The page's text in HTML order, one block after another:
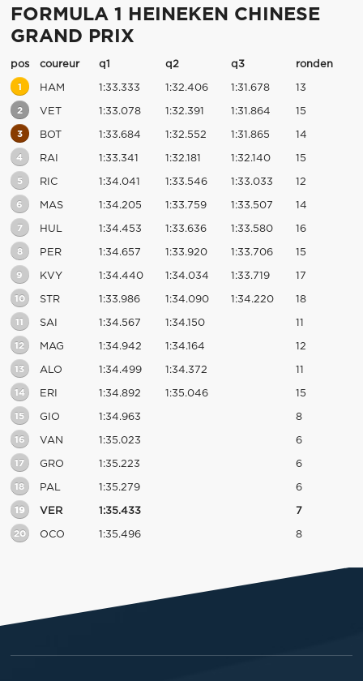
FORMULA 1 HEINEKEN CHINESE
GRAND PRIX
pos coureur q1 q2 q3 ronden
1 HAM 1:33.333 1:32.406 1:31.678 13
2 VET 1:33.078 1:32.391 1:31.864 15
3 BOT 1:33.684 1:32.552 1:31.865 14
4 RAI 1:33.341 1:32.181 1:32.140 15
5 RIC 1:34.041 1:33.546 1:33.033 12
6 MAS 1:34.205 1:33.759 1:33.507 14
7 HUL 1:34.453 1:33.636 1:33.580 16
8 PER 1:34.657 1:33.920 1:33.706 15
9 KVY 1:34.440 1:34.034 1:33.719 17
10 STR 1:33.986 1:34.090 1:34.220 18
11 SAI 1:34.567 1:34.150 11
12 MAG 1:34.942 1:34.164 12
13 ALO 1:34.499 1:34.372 11
14 ERI 1:34.892 1:35.046 15
15 GIO 1:34.963 8
16 VAN 1:35.023 6
17 GRO 1:35.223 6
18 PAL 1:35.279 6
19 VER 1:35.433 7
20 OCO 1:35.496 8